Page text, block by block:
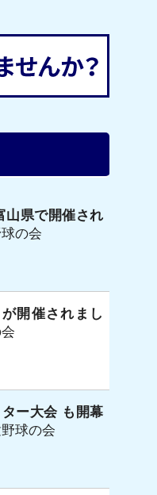
山県で開催され
の会
開催されまし
ー大会 も開幕
球の会